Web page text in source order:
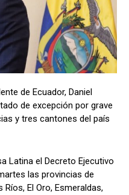
de Ecuador, Daniel
de excepción por grave
y tres cantones del país
Latina el Decreto Ejecutivo
las provincias de
Ríos, El Oro, Esmeraldas,